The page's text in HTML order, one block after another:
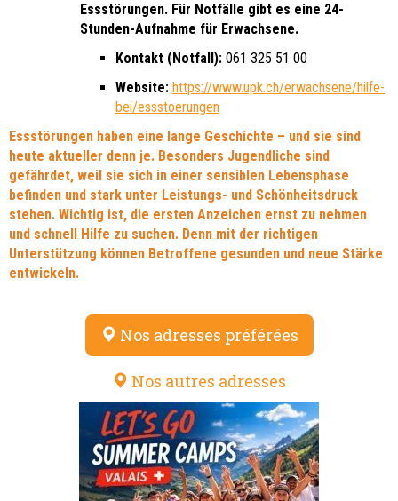
Essstörungen. Für Notfälle gibt es eine 24-
Stunden-Aufnahme für Erwachsene.
Kontakt (Notfall): 061 325 51 00
Website: https://www.upk.ch/erwachsene/hilfe-
bei/essstoerungen
Essstörungen haben eine lange Geschichte – und sie sind
heute aktueller denn je. Besonders Jugendliche sind
gefährdet, weil sie sich in einer sensiblen Lebensphase
befinden und stark unter Leistungs- und Schönheitsdruck
stehen. Wichtig ist, die ersten Anzeichen ernst zu nehmen
und schnell Hilfe zu suchen. Denn mit der richtigen
Unterstützung können Betroffene gesunden und neue Stärke
entwickeln.
Nos adresses préférées
Nos autres adresses